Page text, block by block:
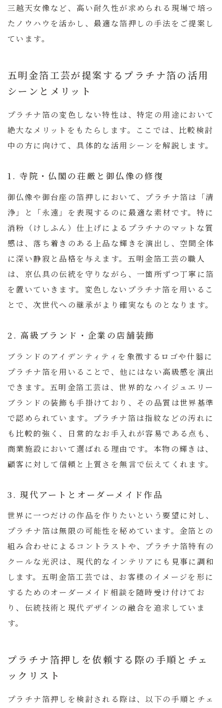
三越天女像など、高い耐久性が求められる現場で培っ
たノウハウを活かし、最適な箔押しの手法をご提案し
ています。
五明金箔工芸が提案するプラチナ箔の活用
シーンとメリット
プラチナ箔の変色しない特性は、特定の用途において
絶大なメリットをもたらします。ここでは、比較検討
中の方に向けて、具体的な活用シーンを解説します。
1. 寺院・仏閣の荘厳と御仏像の修復
御仏像や御台座の箔押しにおいて、プラチナ箔は「清
浄」と「永遠」を表現するのに最適な素材です。特に
消粉（けしふん）仕上げによるプラチナのマットな質
感は、落ち着きのある上品な輝きを演出し、空間全体
に深い静寂と品格を与えます。五明金箔工芸の職人
は、京仏具の伝統を守りながら、一箇所ずつ丁寧に箔
を置いていきます。変色しないプラチナ箔を用いるこ
とで、次世代への継承がより確実なものとなります。
2. 高級ブランド・企業の店舗装飾
ブランドのアイデンティティを象徴するロゴや什器に
プラチナ箔を用いることで、他にはない高級感を演出
できます。五明金箔工芸は、世界的なハイジュエリー
ブランドの装飾も手掛けており、その品質は世界基準
で認められています。プラチナ箔は指紋などの汚れに
も比較的強く、日常的なお手入れが容易である点も、
商業施設において選ばれる理由です。本物の輝きは、
顧客に対して信頼と上質さを無言で伝えてくれます。
3. 現代アートとオーダーメイド作品
世界に一つだけの作品を作りたいという要望に対し、
プラチナ箔は無限の可能性を秘めています。金箔との
組み合わせによるコントラストや、プラチナ箔特有の
クールな光沢は、現代的なインテリアにも見事に調和
します。五明金箔工芸では、お客様のイメージを形に
するためのオーダーメイド相談を随時受け付けてお
り、伝統技術と現代デザインの融合を追求していま
す。
プラチナ箔押しを依頼する際の手順とチェ
ックリスト
プラチナ箔押しを検討される際は、以下の手順とチェ